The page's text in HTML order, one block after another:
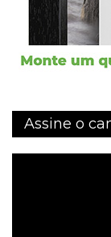
Assine o